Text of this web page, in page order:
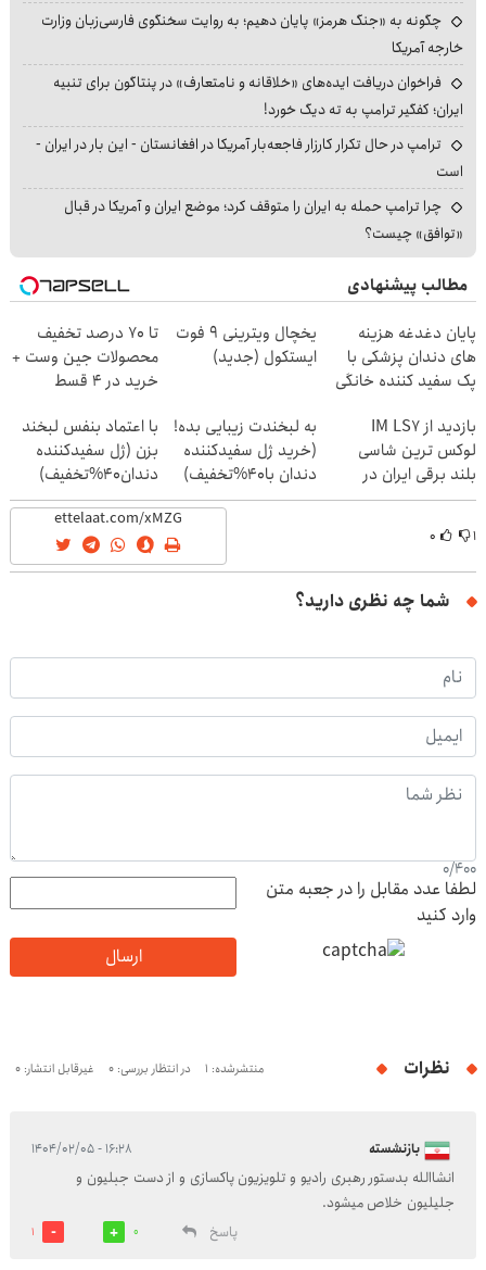
چگونه به «جنگ هرمز» پایان دهیم؛ به روایت سخنگوی فارسی‌زبان وزارت
خارجه آمریکا
فراخوان دریافت ایده‌های «خلاقانه و نامتعارف» در پنتاگون برای تنبیه
ایران؛ کفگیر ترامپ به ته دیگ خورد!
ترامپ در حال تکرار کارزار فاجعه‌بار آمریکا در افغانستان - این بار در ایران -
است
چرا ترامپ حمله به ایران را متوقف کرد؛ موضع ایران و آمریکا در قبال
«توافق» چیست؟
مطالب پیشنهادی
پایان دغدغه هزینه
های دندان پزشکی با
پک سفید کننده خانگی
یخچال ویترینی 9 فوت
ایستکول (جدید)
تا 70 درصد تخفیف
محصولات جین وست +
خرید در 4 قسط
بازدید از IM LS7
لوکس ترین شاسی
بلند برقی ایران در
باشگاه انقلاب
به لبخندت زیبایی بده!
(خرید ژل سفیدکننده
دندان با40%تخفیف)
با اعتماد بنفس لبخند
بزن (ژل سفیدکننده
دندان40%تخفیف)
۱ ۰
شما چه نظری دارید؟
0/400
لطفا عدد مقابل را در جعبه متن
وارد کنید
ارسال
نظرات منتشرشده: 1 در انتظار بررسی: 0 غیرقابل انتشار: 0
بازنشسته ۱۶:۲۸ - ۱۴۰۴/۰۲/۰۵
انشاالله بدستور رهبری رادیو و تلویزیون پاکسازی و از دست جبلیون و
جلیلیون خلاص میشود.
پاسخ
0
1